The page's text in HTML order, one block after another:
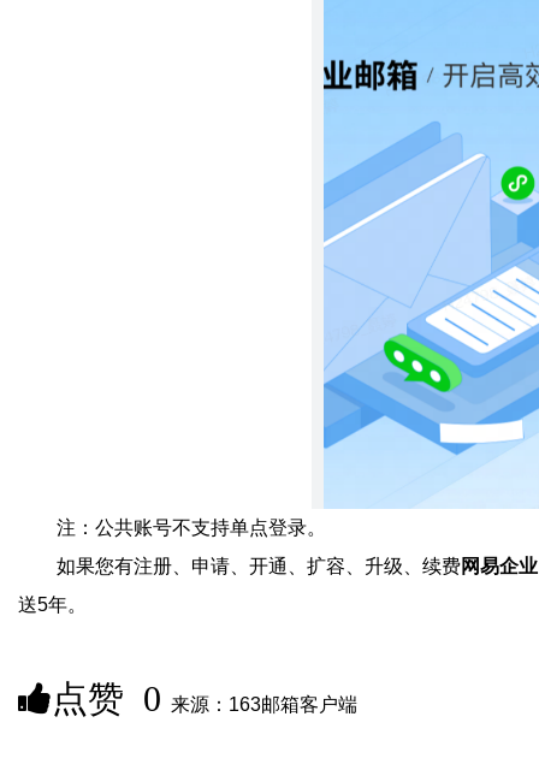
注：公共账号不支持单点登录。
如果您有注册、申请、开通、扩容、升级、续费网易企
送5年。
点赞 0 来源：163邮箱客户端